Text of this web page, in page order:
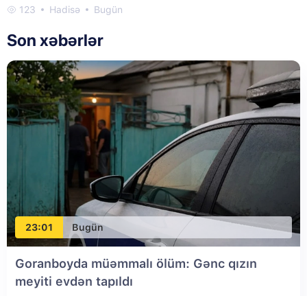
123 Hadisə Bugün
Son xəbərlər
23:01 Bugün
Goranboyda müəmmalı ölüm: Gənc qızın
meyiti evdən tapıldı